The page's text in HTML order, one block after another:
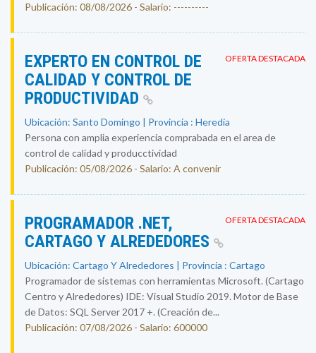
Publicación: 08/08/2026 - Salario: ----------
OFERTA DESTACADA
EXPERTO EN CONTROL DE
CALIDAD Y CONTROL DE
PRODUCTIVIDAD
Ubicación: Santo Domingo | Provincia : Heredia
Persona con amplia experiencia comprabada en el area de
control de calidad y producctividad
Publicación: 05/08/2026 - Salario: A convenir
OFERTA DESTACADA
PROGRAMADOR .NET,
CARTAGO Y ALREDEDORES
Ubicación: Cartago Y Alrededores | Provincia : Cartago
Programador de sistemas con herramientas Microsoft. (Cartago
Centro y Alrededores) IDE: Visual Studio 2019. Motor de Base
de Datos: SQL Server 2017 +. (Creación de...
Publicación: 07/08/2026 - Salario: 600000